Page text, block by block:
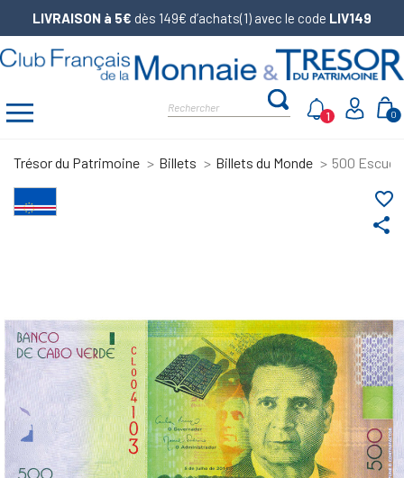
LIVRAISON à 5€ dès 149€ d’achats(1) avec le code LIV149
0
1
Trésor du Patrimoine Billets Billets du Monde 500
share
favorite_border